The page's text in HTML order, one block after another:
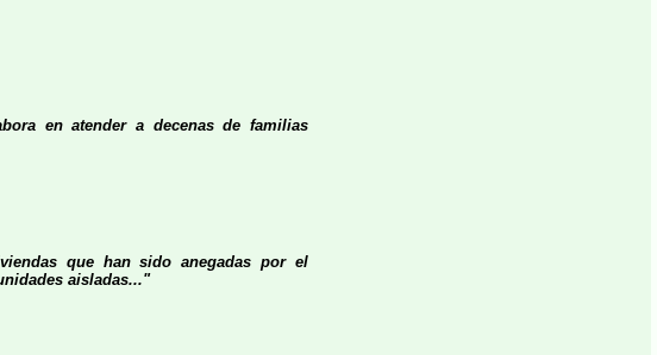
en atender a decenas de familias
que han sido anegadas por el
aisladas..."